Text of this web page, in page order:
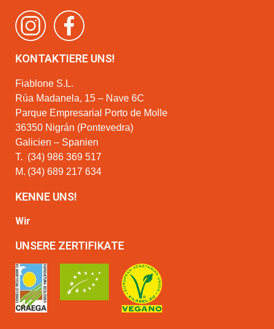
KONTAKTIERE UNS!
Fiablone S.L.
Rúa Madanela, 15 – Nave 6C
Parque Empresarial Porto de Molle
36350 Nigrán (Pontevedra)
Galicien – Spanien
T. (34) 986 369 517
M. (34) 689 217 634
KENNE UNS!
Wir
UNSERE ZERTIFIKATE